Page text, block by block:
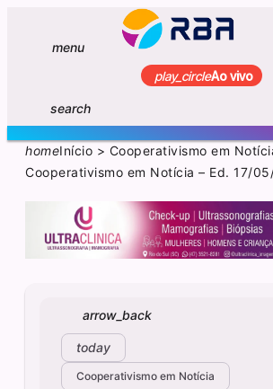
menu
play_circleAo vivo
search
homeInício > Cooperativismo em
Cooperativismo em Notícia – Ed. 17/
arrow_back
today
Cooperativismo em Notícia